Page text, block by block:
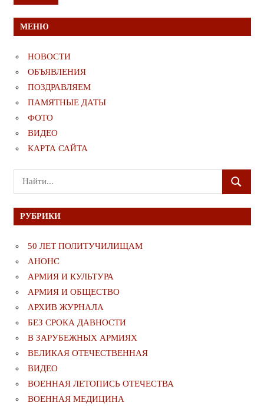
МЕНЮ
НОВОСТИ
ОБЪЯВЛЕНИЯ
ПОЗДРАВЛЯЕМ
ПАМЯТНЫЕ ДАТЫ
ФОТО
ВИДЕО
КАРТА САЙТА
Поиск
для:
ПОИСК
РУБРИКИ
50 ЛЕТ ПОЛИТУЧИЛИЩАМ
АНОНС
АРМИЯ И КУЛЬТУРА
АРМИЯ И ОБЩЕСТВО
АРХИВ ЖУРНАЛА
БЕЗ СРОКА ДАВНОСТИ
В ЗАРУБЕЖНЫХ АРМИЯХ
ВЕЛИКАЯ ОТЕЧЕСТВЕННАЯ
ВИДЕО
ВОЕННАЯ ЛЕТОПИСЬ ОТЕЧЕСТВА
ВОЕННАЯ МЕДИЦИНА